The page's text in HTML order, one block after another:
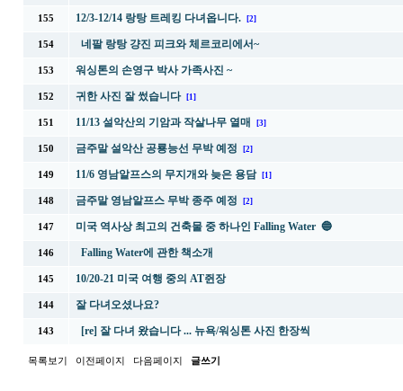
155 12/3-12/14 랑탕 트레킹 다녀옵니다. [2]
154 네팔 랑탕 걍진 피크와 체르코리에서~
153 워싱톤의 손영구 박사 가족사진 ~
152 귀한 사진 잘 썼습니다 [1]
151 11/13 설악산의 기암과 작살나무 열매 [3]
150 금주말 설악산 공룡능선 무박 예정 [2]
149 11/6 영남알프스의 무지개와 늦은 용담 [1]
148 금주말 영남알프스 무박 종주 예정 [2]
147 미국 역사상 최고의 건축물 중 하나인 Falling Water 🔵
146 Falling Water에 관한 책소개
145 10/20-21 미국 여행 중의 AT쥔장
144 잘 다녀오셨나요?
143 [re] 잘 다녀 왔습니다 ... 뉴욕/워싱톤 사진 한장씩
목록보기 이전페이지 다음페이지 글쓰기